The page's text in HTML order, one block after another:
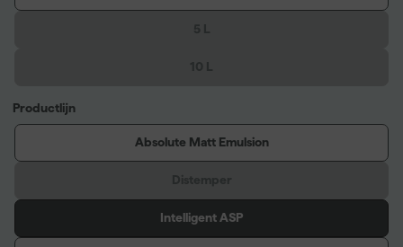
Productlijn
Absolute Matt Emulsion
Intelligent ASP